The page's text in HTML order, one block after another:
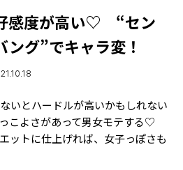
感度が高い♡ “セン
ング”でキャラ変！
いとハードルが高いかもしれない
こよさがあって男女モテする♡
ットに仕上げれば、女子っぽさも